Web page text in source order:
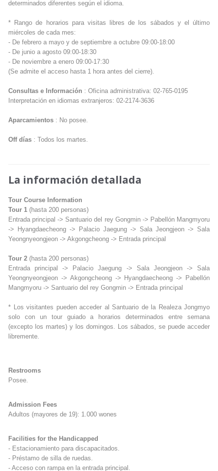
determinados diferentes según el idioma.
* Rango de horarios para visitas libres de los sábados y el último
miércoles de cada mes:
- De febrero a mayo y de septiembre a octubre 09:00-18:00
- De junio a agosto 09:00-18:30
- De noviembre a enero 09:00-17:30
(Se admite el acceso hasta 1 hora antes del cierre).
Consultas e Información : Oficina administrativa: 02-765-0195
Interpretación en idiomas extranjeros: 02-2174-3636
Aparcamientos : No posee.
Off días : Todos los martes.
La información detallada
Tour Course Information
Tour 1 (hasta 200 personas)
Entrada principal -> Santuario del rey Gongmin -> Pabellón Mangmyoru
-> Hyangdaecheong -> Palacio Jaegung -> Sala Jeongjeon -> Sala
Yeongnyeongjeon -> Akgongcheong -> Entrada principal
Tour 2 (hasta 200 personas)
Entrada principal -> Palacio Jaegung -> Sala Jeongjeon -> Sala
Yeongnyeongjeon -> Akgongcheong -> Hyangdaecheong -> Pabellón
Mangmyoru -> Santuario del rey Gongmin -> Entrada principal
* Los visitantes pueden acceder al Santuario de la Realeza Jongmyo
solo con un tour guiado a horarios determinados entre semana
(excepto los martes) y los domingos. Los sábados, se puede acceder
libremente.
Restrooms
Posee.
Admission Fees
Adultos (mayores de 19): 1.000 wones
Facilities for the Handicapped
- Estacionamiento para discapacitados.
- Préstamo de silla de ruedas.
- Acceso con rampa en la entrada principal.